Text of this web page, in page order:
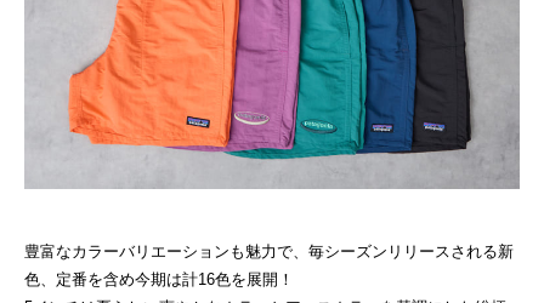
豊富なカラーバリエーションも魅力で、毎シーズンリリースされる新
色、定番を含め今期は計16色を展開！